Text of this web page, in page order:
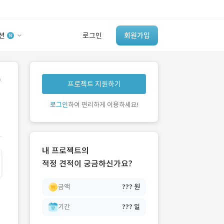
로그인 회원가입
유사사례 검색 AI
‘이런 거’ 만들어본
개발 회사 있어?
프로젝트 지원하기
로그인하여 편리하게 이용하세요!
내 프로젝트의
적정 견적이 궁금하신가요?
금액 ??? 원
기간 ??? 일